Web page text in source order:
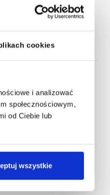
cookies
i analizować
społecznościowym,
od Ciebie lub
wszystkie